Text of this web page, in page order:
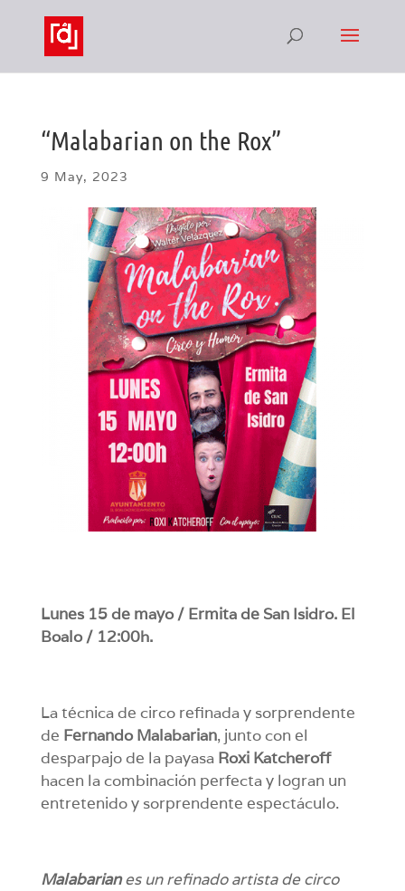
“Malabarian on the Rox”
9 May, 2023
Lunes 15 de mayo / Ermita de San Isidro. El
Boalo / 12:00h.
La técnica de circo refinada y sorprendente
de Fernando Malabarian, junto con el
desparpajo de la payasa Roxi Katcheroff
hacen la combinación perfecta y logran un
entretenido y sorprendente espectáculo.
Malabarianes un refinado artista de circo